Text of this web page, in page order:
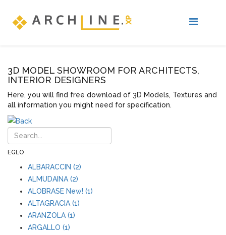
3D MODEL SHOWROOM FOR ARCHITECTS,
INTERIOR DESIGNERS
Here, you will find free download of 3D Models, Textures and
all information you might need for specification.
EGLO
ALBARACCIN (2)
ALMUDAINA (2)
ALOBRASE New! (1)
ALTAGRACIA (1)
ARANZOLA (1)
ARGALLO (1)